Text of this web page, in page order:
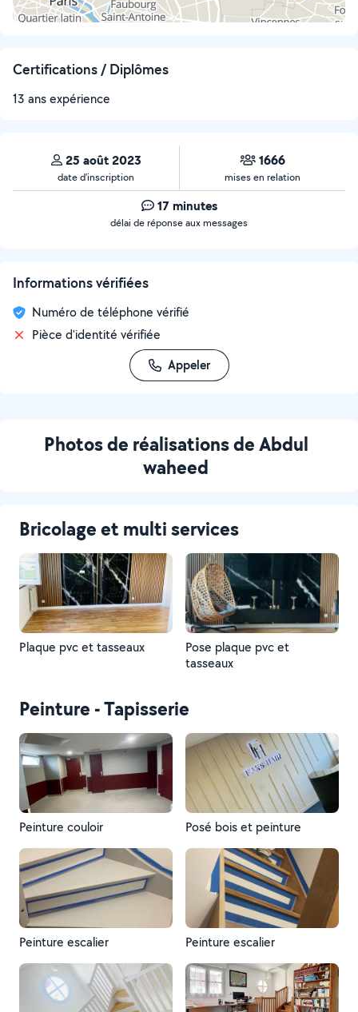
Certifications / Diplômes
13 ans expérience
25 août 2023
date d’inscription
1666
mises en relation
17 minutes
délai de réponse aux messages
Informations vérifiées
Numéro de téléphone vérifié
Pièce d'identité vérifiée
Appeler
Photos de réalisations de Abdul
waheed
Bricolage et multi services
Plaque pvc et tasseaux
Pose plaque pvc et
tasseaux
Peinture - Tapisserie
Peinture couloir Posé bois et peinture
Peinture escalier Peinture escalier